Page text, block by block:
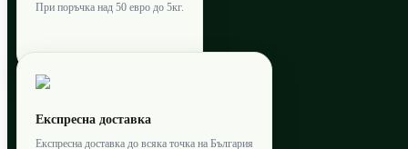
При поръчка над 50 евро до 5кг.
Експресна доставка
Експресна доставка до всяка точка на България